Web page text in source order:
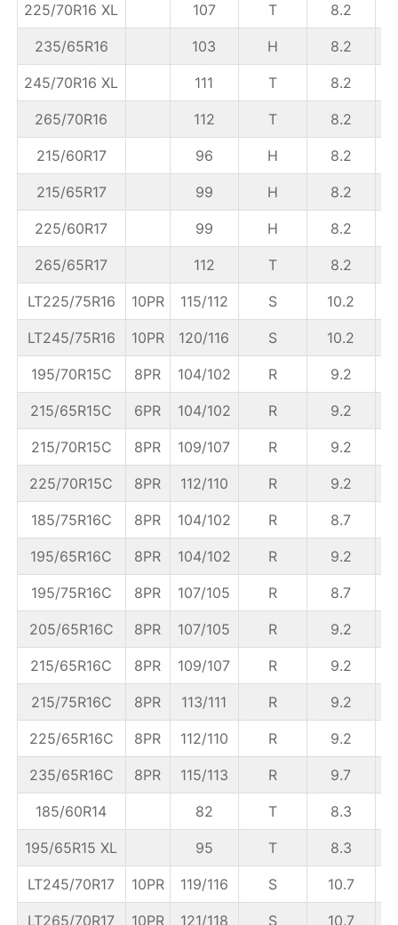
225/70R16 XL 107 T 8.2
235/65R16 103 H 8.2
245/70R16 XL 111 T 8.2
265/70R16 112 T 8.2
215/60R17 96 H 8.2
215/65R17 99 H 8.2
225/60R17 99 H 8.2
265/65R17 112 T 8.2
LT225/75R16 10PR 115/112 S 10.2
LT245/75R16 10PR 120/116 S 10.2
195/70R15C 8PR 104/102 R 9.2
215/65R15C 6PR 104/102 R 9.2
215/70R15C 8PR 109/107 R 9.2
225/70R15C 8PR 112/110 R 9.2
185/75R16C 8PR 104/102 R 8.7
195/65R16C 8PR 104/102 R 9.2
195/75R16C 8PR 107/105 R 8.7
205/65R16C 8PR 107/105 R 9.2
215/65R16C 8PR 109/107 R 9.2
215/75R16C 8PR 113/111 R 9.2
225/65R16C 8PR 112/110 R 9.2
235/65R16C 8PR 115/113 R 9.7
185/60R14 82 T 8.3
195/65R15 XL 95 T 8.3
LT245/70R17 10PR 119/116 S 10.7
LT265/70R17 10PR 121/118 S 10.7